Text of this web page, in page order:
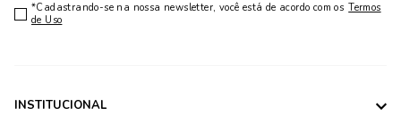
*Cadastrando-se na nossa newsletter, você está de acordo com os Termos
de Uso
INSTITUCIONAL